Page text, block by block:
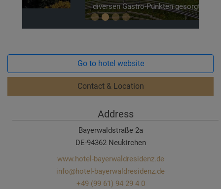
diversen Gastro-Punkten gesorgt.
Go to hotel website
Contact & Location
Address
Bayerwaldstraße 2a
DE-94362 Neukirchen
www.hotel-bayerwaldresidenz.de
info@hotel-bayerwaldresidenz.de
+49 (99 61) 94 29 4 0